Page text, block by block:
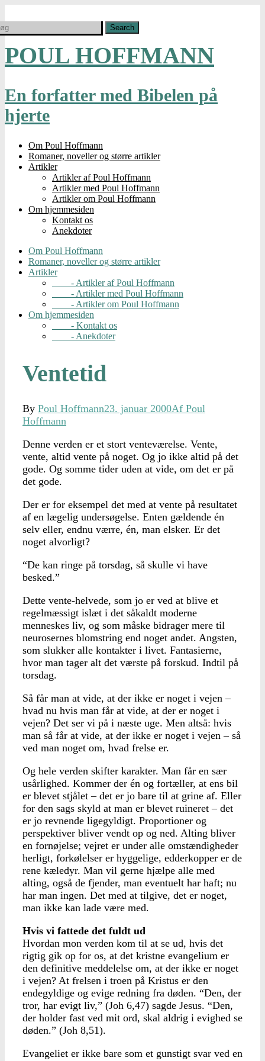
POUL HOFFMANN
En forfatter med Bibelen på
hjerte
Om Poul Hoffmann
Romaner, noveller og større artikler
Artikler
Artikler af Poul Hoffmann
Artikler med Poul Hoffmann
Artikler om Poul Hoffmann
Om hjemmesiden
Kontakt os
Anekdoter
Om Poul Hoffmann
Romaner, noveller og større artikler
Artikler
- Artikler af Poul Hoffmann
- Artikler med Poul Hoffmann
- Artikler om Poul Hoffmann
Om hjemmesiden
- Kontakt os
- Anekdoter
Ventetid
By Poul Hoffmann23. januar 2000Af Poul
Hoffmann
Denne verden er et stort venteværelse. Vente,
vente, altid vente på noget. Og jo ikke altid på det
gode. Og somme tider uden at vide, om det er på
det gode.
Der er for eksempel det med at vente på resultatet
af en lægelig undersøgelse. Enten gældende én
selv eller, endnu værre, én, man elsker. Er det
noget alvorligt?
“De kan ringe på torsdag, så skulle vi have
besked.”
Dette vente-helvede, som jo er ved at blive et
regelmæssigt islæt i det såkaldt moderne
menneskes liv, og som måske bidrager mere til
neurosernes blomstring end noget andet. Angsten,
som slukker alle kontakter i livet. Fantasierne,
hvor man tager alt det værste på forskud. Indtil på
torsdag.
Så får man at vide, at der ikke er noget i vejen –
hvad nu hvis man får at vide, at der er noget i
vejen? Det ser vi på i næste uge. Men altså: hvis
man så får at vide, at der ikke er noget i vejen – så
ved man noget om, hvad frelse er.
Og hele verden skifter karakter. Man får en sær
usårlighed. Kommer der én og fortæller, at ens bil
er blevet stjålet – det er jo bare til at grine af. Eller
for den sags skyld at man er blevet ruineret – det
er jo revnende ligegyldigt. Proportioner og
perspektiver bliver vendt op og ned. Alting bliver
en fornøjelse; vejret er under alle omstændigheder
herligt, forkølelser er hyggelige, edderkopper er de
rene kæledyr. Man vil gerne hjælpe alle med
alting, også de fjender, man eventuelt har haft; nu
har man ingen. Det med at tilgive, det er noget,
man ikke kan lade være med.
Hvis vi fattede det fuldt ud
Hvordan mon verden kom til at se ud, hvis det
rigtig gik op for os, at det kristne evangelium er
den definitive meddelelse om, at der ikke er noget
i vejen? At frelsen i troen på Kristus er den
endegyldige og evige redning fra døden. “Den, der
tror, har evigt liv,” (Joh 6,47) sagde Jesus. “Den,
der holder fast ved mit ord, skal aldrig i evighed se
døden.” (Joh 8,51).
Evangeliet er ikke bare som et gunstigt svar ved en